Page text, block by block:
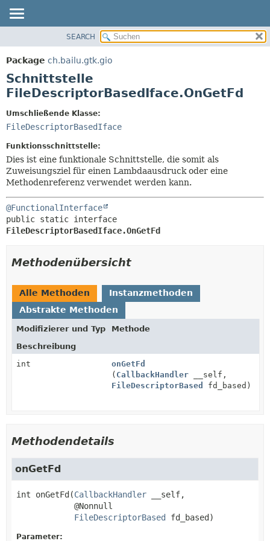
PACKAGE
KLASSE
BAUM
INDEX
KONSTRUKTOR
METHODE
SEARCH
Package ch.bailu.gtk.gio
Schnittstelle
FileDescriptorBasedIface.OnGetFd
Umschließende Klasse:
FileDescriptorBasedIface
Funktionsschnittstelle:
Dies ist eine funktionale Schnittstelle, die somit als
Zuweisungsziel für einen Lambdaausdruck oder eine
Methodenreferenz verwendet werden kann.
@FunctionalInterface
FileDescriptorBasedIface.OnGetFd
Methodenübersicht
Alle Methoden
Instanzmethoden
Abstrakte Methoden
Modifizierer und Typ
Methode
Beschreibung
int
onGetFd
( CallbackHandler __self,
FileDescriptorBased
fd_based)
Methodendetails
onGetFd
int onGetFd(CallbackHandler __self,
@Nonnull
FileDescriptorBased fd_based)
Parameter: